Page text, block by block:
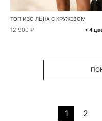
ТОП ИЗО ЛЬНА С КРУЖЕВОМ
12 900 ₽ + 4
1 2